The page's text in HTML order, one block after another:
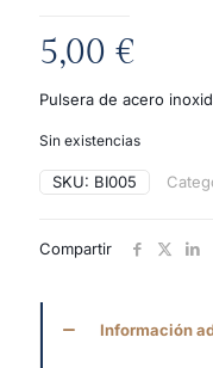
5,00 €
Pulsera de acero
Sin existencias
SKU: BI005
Compartir
Información